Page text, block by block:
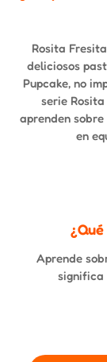
Rosita
deliciosos
Pupcake, no
serie
aprenden
en
Aprende
significa